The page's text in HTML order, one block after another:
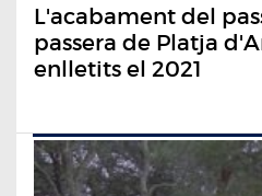
L'acabament del
passera de Platja
enlletits el 2021